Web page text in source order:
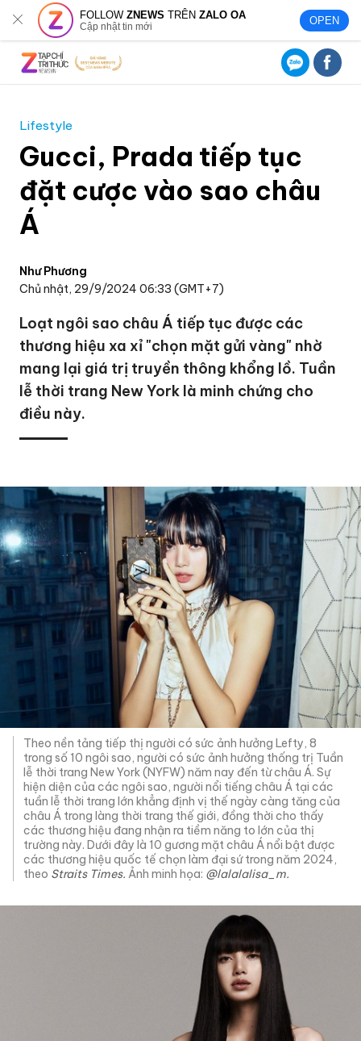
FOLLOWZNEWS TRÊNZALO OA
Cập nhật tin mới OPEN
Lifestyle
Gucci, Prada tiếp tục
đặt cược vào sao châu
Á
Như Phương
Chủ nhật, 29/9/2024 06:33 (GMT+7)
Loạt ngôi sao châu Á tiếp tục được các
thương hiệu xa xỉ "chọn mặt gửi vàng" nhờ
mang lại giá trị truyền thông khổng lồ. Tuần
lễ thời trang New York là minh chứng cho
điều này.
Theo nền tảng tiếp thị người có sức ảnh hưởng Lefty, 8
trong số 10 ngôi sao, người có sức ảnh hưởng thống trị Tuần
lễ thời trang New York (NYFW) năm nay đến từ châu Á. Sự
hiện diện của các ngôi sao, người nổi tiếng châu Á tại các
tuần lễ thời trang lớn khẳng định vị thế ngày càng tăng của
châu Á trong làng thời trang thế giới, đồng thời cho thấy
các thương hiệu đang nhận ra tiềm năng to lớn của thị
trường này. Dưới đây là 10 gương mặt châu Á nổi bật được
các thương hiệu quốc tế chọn làm đại sứ trong năm 2024,
theo Straits Times.Ảnh minh họa: @lalalalisa_m.